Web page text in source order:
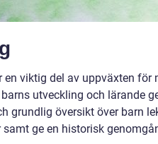
en viktig del av uppväxten
utveckling och lärande
grundlig översikt över barn
ge en historisk